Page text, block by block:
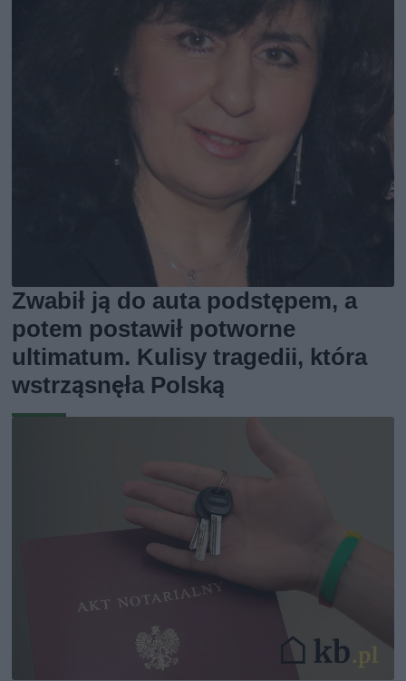
Zwabił ją do auta podstępem, a
potem postawił potworne
ultimatum. Kulisy tragedii, która
wstrząsnęła Polską